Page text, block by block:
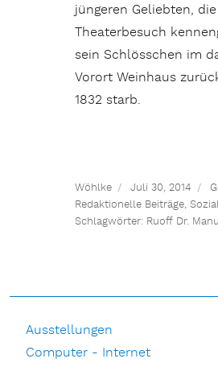
jüngeren Geliebten,
Theaterbesuch
sein Schlösschen im
Vorort Weinhaus
1832 starb.
Wöhlke Juli 30, 2014
Redaktionelle Beiträge,
Schlagwörter: Ruoff Dr.
Ausstellungen
Computer - Internet